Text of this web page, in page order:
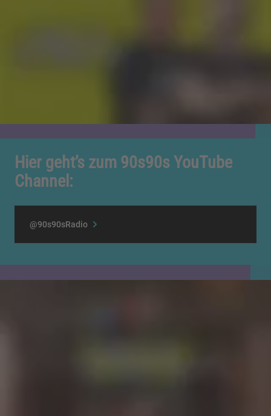
Hier geht’s zum 90s90s YouTube
Channel:
@90s90sRadio